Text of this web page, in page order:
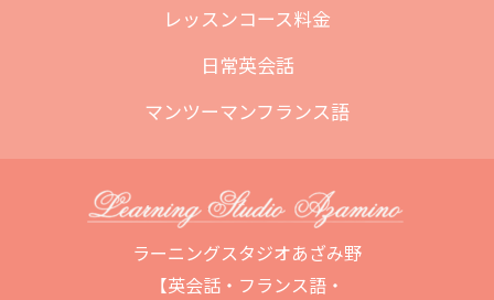
レッスンコース料金
日常英会話
マンツーマンフランス語
ラーニングスタジオあざみ野
【英会話・フランス語・